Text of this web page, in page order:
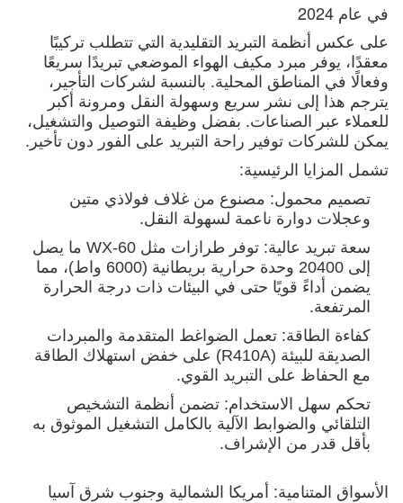
في عام 2024
على عكس أنظمة التبريد التقليدية التي تتطلب تركيبًا
معقدًا، يوفر مبرد مكيف الهواء الموضعي تبريدًا سريعًا
وفعالًا في المناطق المحلية. بالنسبة لشركات التأجير،
يترجم هذا إلى نشر سريع وسهولة النقل ومرونة أكبر
للعملاء عبر الصناعات. بفضل وظيفة التوصيل والتشغيل،
يمكن للشركات توفير راحة التبريد على الفور دون تأخير.
تشمل المزايا الرئيسية:
تصميم محمول: مصنوع من غلاف فولاذي متين
وعجلات دوارة ناعمة لسهولة النقل.
سعة تبريد عالية: توفر طرازات مثل WX-60 ما يصل
إلى 20400 وحدة حرارية بريطانية (6000 واط)، مما
يضمن أداءً قويًا حتى في البيئات ذات درجة الحرارة
المرتفعة.
كفاءة الطاقة: تعمل الضواغط المتقدمة والمبردات
الصديقة للبيئة (R410A) على خفض استهلاك الطاقة
مع الحفاظ على التبريد القوي.
تحكم سهل الاستخدام: تضمن أنظمة التشخيص
التلقائي والضوابط الآلية بالكامل التشغيل الموثوق به
بأقل قدر من الإشراف.
الأسواق المتنامية: أمريكا الشمالية وجنوب شرق آسيا